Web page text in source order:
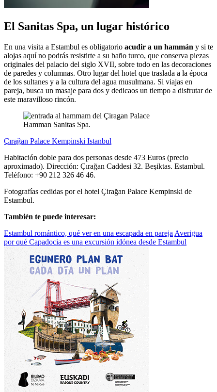
El Sanitas Spa, un lugar histórico
En una visita a Estambul es obligatorio acudir a un hammán y si te
alojas aquí no podrás resistirte a su baño turco, que conserva piezas
originales del palacio del siglo XVII, sobre todo en las decoraciones
de paredes y columnas. Otro lugar del hotel que traslada a la época
de los sultanes y a la cultura del agua musulmana. Si viajas en
pareja, busca un masaje para dos y dedicaos un tiempo a disfrutar de
este maravilloso rincón.
Hamman Sanitas Spa.
Çırağan Palace Kempinski Istanbul
Habitación doble para dos personas desde 473 Euros (precio
aproximado). Dirección: Çırağan Caddesi 32. Beşiktas. Estambul.
Teléfono: +90 212 326 46 46.
Fotografías cedidas por el hotel Çirağan Palace Kempinski de
Estambul.
También te puede interesar:
Estambul romántico, qué ver en una escapada en pareja Averigua
por qué Capadocia es una excursión idónea desde Estambul